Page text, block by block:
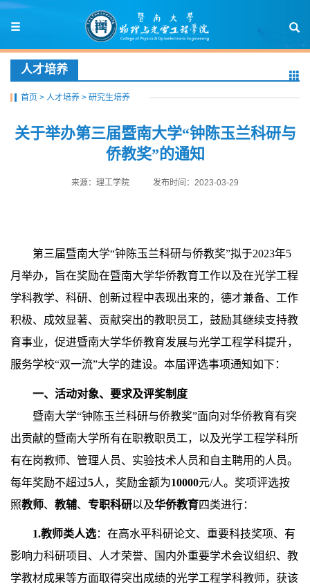
人才培养
首页 > 人才培养 > 研究生培养
关于举办第三届暨南大学“钟陈玉兰科研与
侨教奖”的通知
来源：理工学院 发布时间：2023-03-29
第三届暨南大学“钟陈玉兰科研与侨教奖”拟于2023年5
月举办，旨在奖励在暨南大学华侨教育工作以及在光学工程
学科教学、科研、创新过程中表现出来的，德才兼备、工作
积极、成效显著、贡献突出的教职员工，鼓励其继续支持教
育事业，促进暨南大学华侨教育发展与光学工程学科提升，
服务学校“双一流”大学的建设。本届评选事项通知如下：
一、活动对象、要求及评奖制度
暨南大学“钟陈玉兰科研与侨教奖”面向对华侨教育有突
出贡献的暨南大学所有在职教职员工，以及光学工程学科所
有在岗教师、管理人员、实验技术人员和自主聘用的人员。
每年奖励不超过5人，奖励金额为10000元/人。奖项评选按
照教师、 教辅、 专职科研以及华侨教育四类进行：
1.教师类人选：在高水平科研论文、重要科技奖项、有
影响力科研项目、人才荣誉、国内外重要学术会议组织、教
学教材成果等方面取得突出成绩的光学工程学科教师，获该